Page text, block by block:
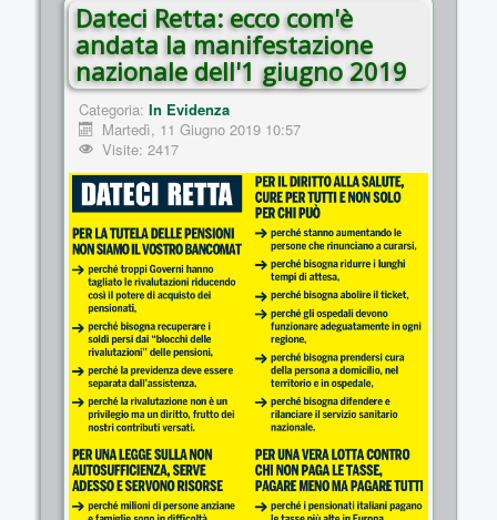
Dateci Retta: ecco com'è
andata la manifestazione
nazionale dell'1 giugno 2019
Categoria: In Evidenza
Martedì, 11 Giugno 2019 10:57
Visite: 2417